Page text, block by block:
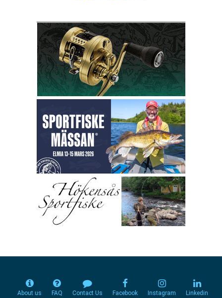
About us FAQ Contact Us Facebook Instagram Linkedin